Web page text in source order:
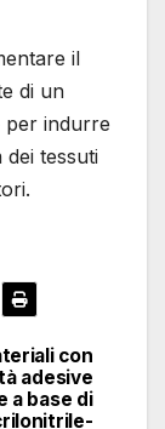
il
di un
per indurre
dei tessuti
diverse
dei
Struttura
di un
con uno
e della
(ii) Fibre
con
adesive
a base di